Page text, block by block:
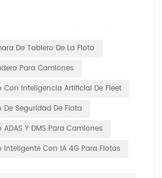
De Tablero De La Flota
Para Camiones
Con Inteligencia Artificial De Fleet
Seguridad De Flota
Y DMS Para Camiones
Inteligente Con IA 4G Para Flotas